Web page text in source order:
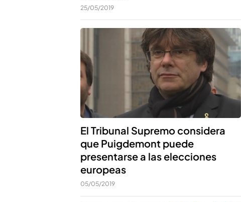
25/05/2019
El Tribunal Supremo considera
que Puigdemont puede
presentarse a las elecciones
europeas
05/05/2019